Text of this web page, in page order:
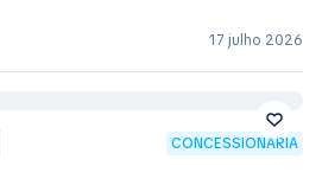
17 julho 2026
CONCESSIONÁRIA